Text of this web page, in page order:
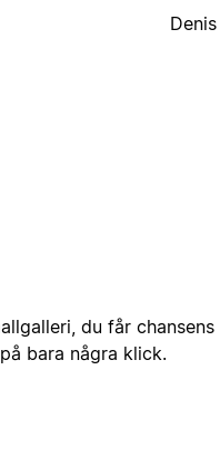
Denis
du får
bara några klick.